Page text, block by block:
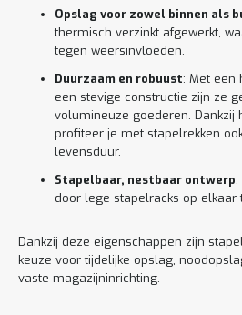
Opslag voor zowel binnen als
thermisch verzinkt afgewerkt,
tegen weersinvloeden.
Duurzaam en robuust: Met een
een stevige constructie zijn ze
volumineuze goederen. Dankzij
profiteer je met stapelrekken
levensduur.
Stapelbaar, nestbaar ontwerp
door lege stapelracks op elkaar
Dankzij deze eigenschappen zijn
keuze voor tijdelijke opslag,
vaste magazijninrichting.